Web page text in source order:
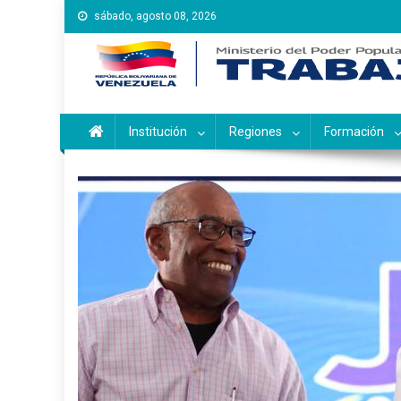
Saltar
al
contenido
sábado, agosto 08, 2026
Instituto Nacional de
Inces
Institución Regiones Formación